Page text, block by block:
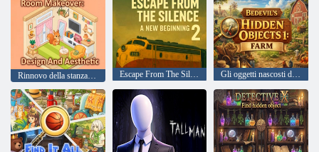
Escape From The Silence 2 un nuovo inizio Gli oggetti nascosti di Bedevil 1: Fattoria